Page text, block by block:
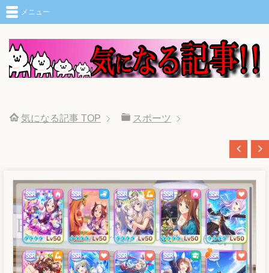
メニュー
気になる記事 TOP スポーツ